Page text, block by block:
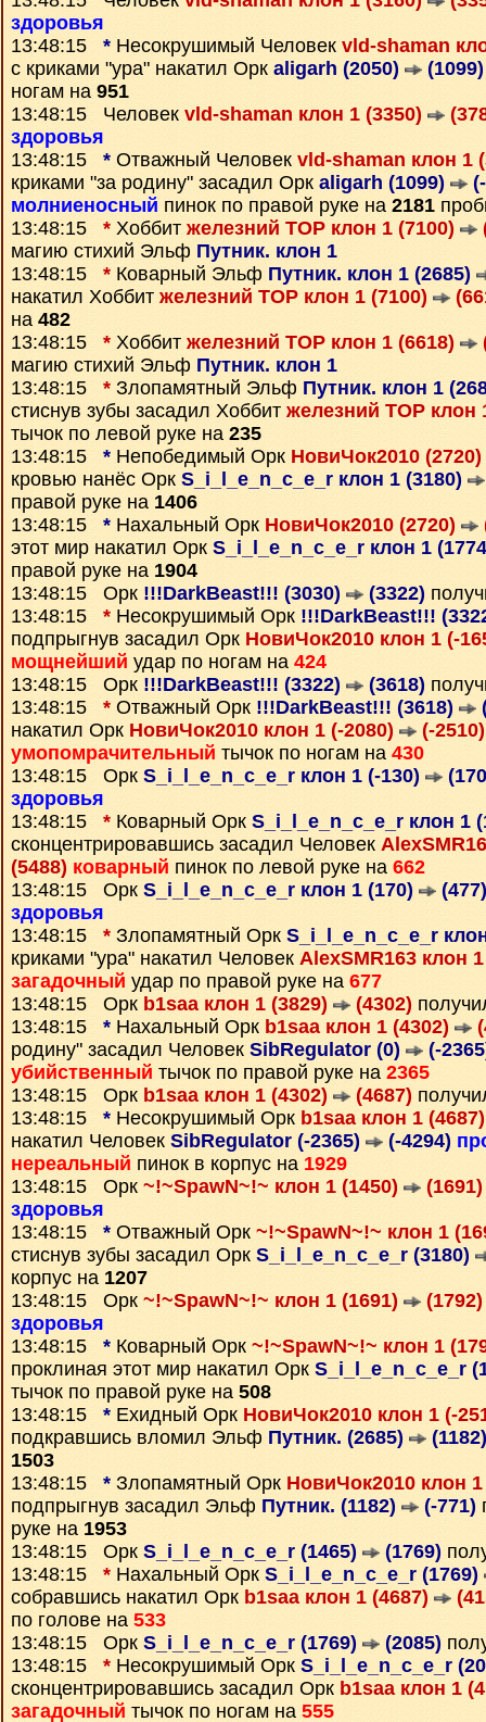
здоровья
13:48:15 * Несокрушимый Человек vld-shaman
с криками "ура" накатил Орк aligarh (2050)
(1099)
ногам на 951
13:48:15 Человек vld-shaman клон 1 (3350)
здоровья
13:48:15 * Отважный Человек vld-shaman клон 1
криками "за родину" засадил Орк aligarh (1099)
молниеносный пинок по правой руке на 2181
13:48:15 * Хоббит железний ТОР клон 1 (7100)
магию стихий Эльф Путник. клон 1
13:48:15 * Коварный Эльф Путник. клон 1 (2685)
накатил Хоббит железний ТОР клон 1 (7100)
на 482
13:48:15 * Хоббит железний ТОР клон 1 (6618)
магию стихий Эльф Путник. клон 1
13:48:15 * Злопамятный Эльф Путник. клон 1
стиснув зубы засадил Хоббит железний ТОР клон
тычок по левой руке на 235
13:48:15 * Непобедимый Орк НовиЧок2010 (2720)
кровью нанёс Орк S_i_l_e_n_c_e_r клон 1 (3180)
правой руке на 1406
13:48:15 * Нахальный Орк НовиЧок2010 (2720)
этот мир накатил Орк S_i_l_e_n_c_e_r клон 1
правой руке на 1904
13:48:15 Орк !!!DarkBeast!!! (3030) (3322)
13:48:15 * Несокрушимый Орк !!!DarkBeast!!!
подпрыгнув засадил Орк НовиЧок2010 клон 1 (-
мощнейший удар по ногам на 424
13:48:15 Орк !!!DarkBeast!!! (3322) (3618)
13:48:15 * Отважный Орк !!!DarkBeast!!! (3618)
накатил Орк НовиЧок2010 клон 1 (-2080)
(-2510)
умопомрачительный тычок по ногам на 430
13:48:15 Орк S_i_l_e_n_c_e_r клон 1 (-130)
здоровья
13:48:15 * Коварный Орк S_i_l_e_n_c_e_r клон 1
сконцентрировавшись засадил Человек
(5488) коварный пинок по левой руке на 662
13:48:15 Орк S_i_l_e_n_c_e_r клон 1 (170)
(477)
здоровья
13:48:15 * Злопамятный Орк S_i_l_e_n_c_e_r
криками "ура" накатил Человек AlexSMR163 клон
загадочный удар по правой руке на 677
13:48:15 Орк b1saa клон 1 (3829) (4302)
13:48:15 * Нахальный Орк b1saa клон 1 (4302)
родину" засадил Человек SibRegulator (0)
(-
убийственный тычок по правой руке на 2365
13:48:15 Орк b1saa клон 1 (4302) (4687)
13:48:15 * Несокрушимый Орк b1saa клон 1
накатил Человек SibRegulator (-2365) (-4294)
нереальный пинок в корпус на 1929
13:48:15 Орк ~!~SpawN~!~ клон 1 (1450) (1691)
здоровья
13:48:15 * Отважный Орк ~!~SpawN~!~ клон 1
стиснув зубы засадил Орк S_i_l_e_n_c_e_r (3180)
корпус на 1207
13:48:15 Орк ~!~SpawN~!~ клон 1 (1691) (1792)
здоровья
13:48:15 * Коварный Орк ~!~SpawN~!~ клон 1
проклиная этот мир накатил Орк S_i_l_e_n_c_e_r
тычок по правой руке на 508
13:48:15 * Ехидный Орк НовиЧок2010 клон 1 (-
подкравшись вломил Эльф Путник. (2685)
(1182)
1503
13:48:15 * Злопамятный Орк НовиЧок2010 клон
подпрыгнув засадил Эльф Путник. (1182) (-771)
руке на 1953
13:48:15 Орк S_i_l_e_n_c_e_r (1465) (1769)
13:48:15 * Нахальный Орк S_i_l_e_n_c_e_r (1769)
собравшись накатил Орк b1saa клон 1 (4687)
по голове на 533
13:48:15 Орк S_i_l_e_n_c_e_r (1769) (2085)
13:48:15 * Несокрушимый Орк S_i_l_e_n_c_e_r
сконцентрировавшись засадил Орк b1saa клон 1
загадочный тычок по ногам на 555